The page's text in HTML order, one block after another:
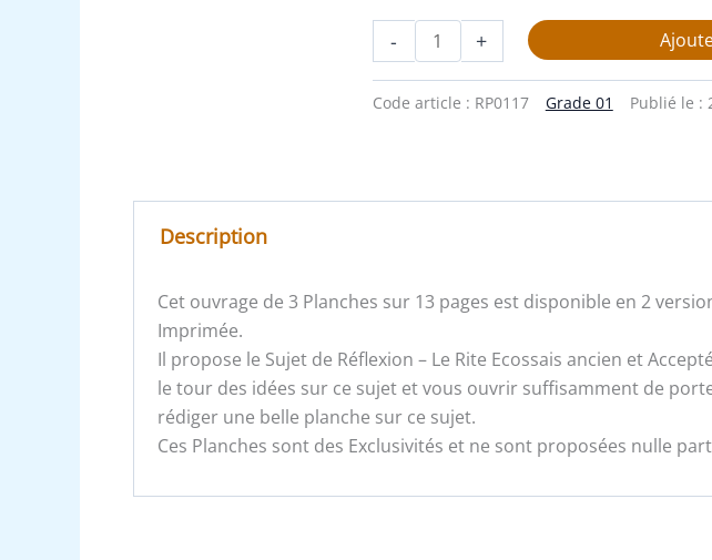
- +
Code article : RP0117 Grade 01 Publié le :
Description
Cet ouvrage de 3 Planches sur 13 pages est disponible en 2
Imprimée.
Il propose le Sujet de Réflexion – Le Rite Ecossais ancien et
le tour des idées sur ce sujet et vous ouvrir suffisamment de
rédiger une belle planche sur ce sujet.
Ces Planches sont des Exclusivités et ne sont proposées nulle